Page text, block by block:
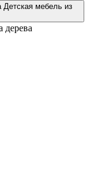
Детская мебель из